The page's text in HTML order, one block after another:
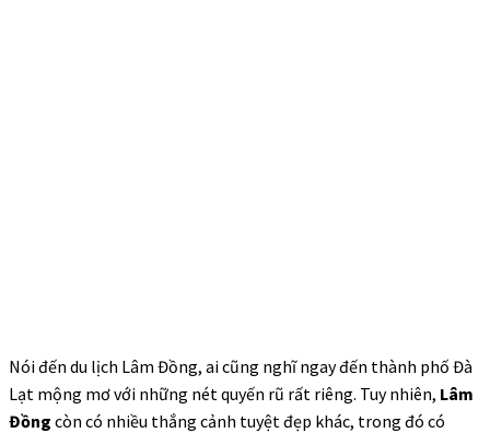
Nói đến du lịch Lâm Đồng, ai cũng nghĩ ngay đến thành phố Đà
Lạt mộng mơ với những nét quyến rũ rất riêng. Tuy nhiên, Lâm
Đồng còn có nhiều thắng cảnh tuyệt đẹp khác, trong đó có